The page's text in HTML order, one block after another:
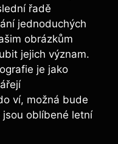
řadě
jednoduchých
obrázkům
jejich význam.
je jako
ví, možná bude
oblíbené letní